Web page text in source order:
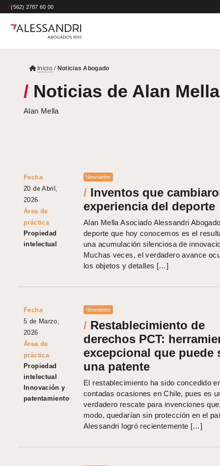
/ (562) 2787 60 00
Inicio/ Noticias Abogado
/ Noticias de Alan Mella
Alan Mella
Fecha
20 de Abril,
2026
Área de
práctica
Propiedad
intelectual
Newsletter
/ Inventos que
experiencia del deporte
Alan Mella Asociado Alessandri
deporte que hoy conocemos es el
una acumulación silenciosa de
Muchas veces, el verdadero avance
los objetos y detalles […]
Fecha
5 de Marzo,
2026
Área de
práctica
Propiedad
intelectual
Innovación y
patentamiento
Newsletter
/ Restablecimiento de
derechos PCT:
excepcional que puede
una patente
El restablecimiento ha sido concedido
contadas ocasiones en Chile, pues es
verdadero rescate para invenciones
modo, quedarían sin protección en el
Alessandri logró recientemente […]